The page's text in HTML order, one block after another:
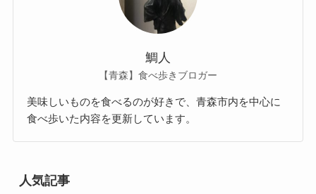
鯛人
【青森】食べ歩きブロガー
美味しいものを食べるのが好きで、青森市内を中心に
食べ歩いた内容を更新しています。
人気記事